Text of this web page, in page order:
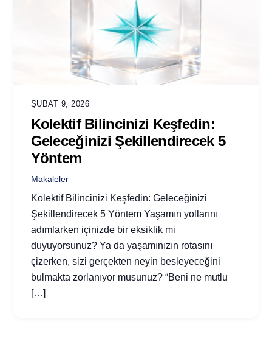
ŞUBAT 9, 2026
Kolektif Bilincinizi Keşfedin:
Geleceğinizi Şekillendirecek 5
Yöntem
Makaleler
Kolektif Bilincinizi Keşfedin: Geleceğinizi
Şekillendirecek 5 Yöntem Yaşamın yollarını
adımlarken içinizde bir eksiklik mi
duyuyorsunuz? Ya da yaşamınızın rotasını
çizerken, sizi gerçekten neyin besleyeceğini
bulmakta zorlanıyor musunuz? “Beni ne mutlu
[…]